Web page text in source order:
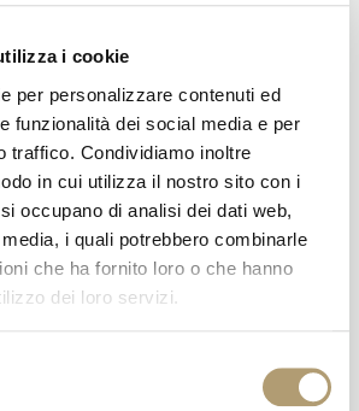
i cookie
per personalizzare contenuti ed
funzionalità dei social media e per
traffico. Condividiamo inoltre
in cui utilizza il nostro sito con i
occupano di analisi dei dati web,
i quali potrebbero combinarle
che ha fornito loro o che hanno
dei loro servizi.
Sold out
Incontro di Giovedì 16 Luglio